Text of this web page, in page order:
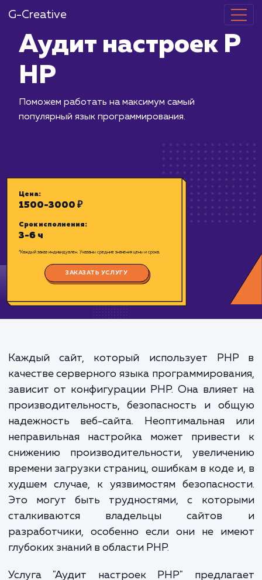
G-Creative
Аудит
HP
Цена:
1500-3000 ₽
ЗАКАЗАТЬ УСЛУГУ
Каждый сайт, который использует
качестве серверного языка
зависит от конфигурации PHP. Она
производительность, безопасность и
надежность веб-сайта. Неоптимальная
неправильная настройка может
снижению производительности,
времени загрузки страниц, ошибкам в коде
худшем случае, к уязвимостям
Это могут быть трудностями, с
сталкиваются владельцы